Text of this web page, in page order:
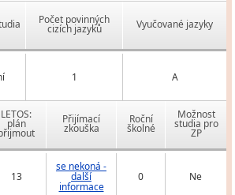
Počet povinných
cizích jazyků Vyučované jazyky
1 A
LETOS:
plán Přijímací
zkouška
Roční
školné
Možnost
studia pro
ZP
13
se nekoná -
další
informace
0 Ne